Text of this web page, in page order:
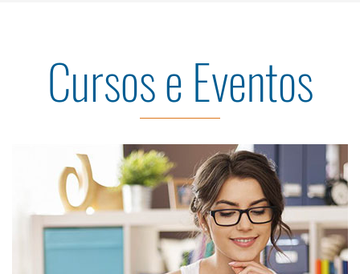
Cursos e Eventos